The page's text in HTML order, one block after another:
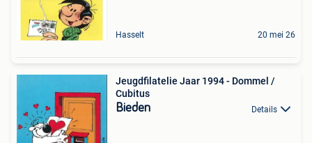
Hasselt 20 mei 26
Jeugdfilatelie Jaar 1994 - Dommel /
Cubitus
Bieden Details